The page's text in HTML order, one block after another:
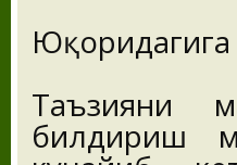
Юқоридагига
Таъзияни
билдириш